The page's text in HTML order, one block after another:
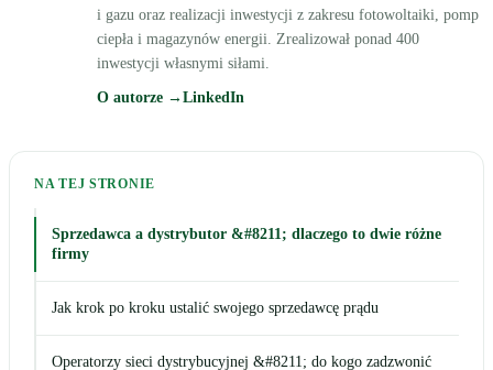
i gazu oraz realizacji inwestycji z zakresu fotowoltaiki, pomp
ciepła i magazynów energii. Zrealizował ponad 400
inwestycji własnymi siłami.
O autorze → LinkedIn
NA TEJ STRONIE
Sprzedawca a dystrybutor &#8211; dlaczego to dwie różne
firmy
Jak krok po kroku ustalić swojego sprzedawcę prądu
Operatorzy sieci dystrybucyjnej &#8211; do kogo zadzwonić